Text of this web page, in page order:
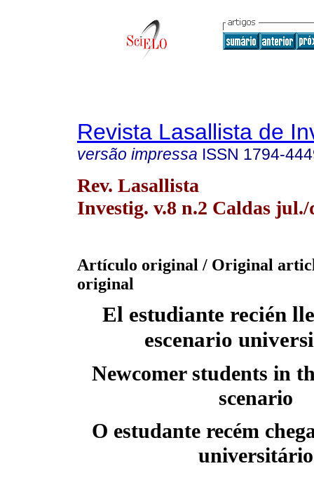
Revista Lasallista de
versão impressa ISSN 1794-
Rev. Lasallista
Investig. v.8 n.2 Caldas jul./
Artículo original / Original
original
El estudiante recién
escenario
Newcomer students in
scenario
O estudante recém
universitário